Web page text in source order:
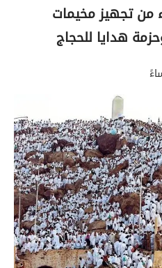
من تجهيز مخيمات
هدايا للحجاج